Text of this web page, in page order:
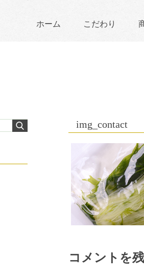
ホーム こだわり
img_contact
コメントを